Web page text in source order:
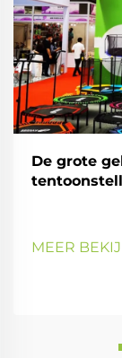
De grote
MEER